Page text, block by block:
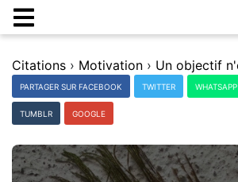
Citations › Motivation ›
PARTAGER SUR FACEBOOK TWITTER WHATSAPP
TUMBLR GOOGLE